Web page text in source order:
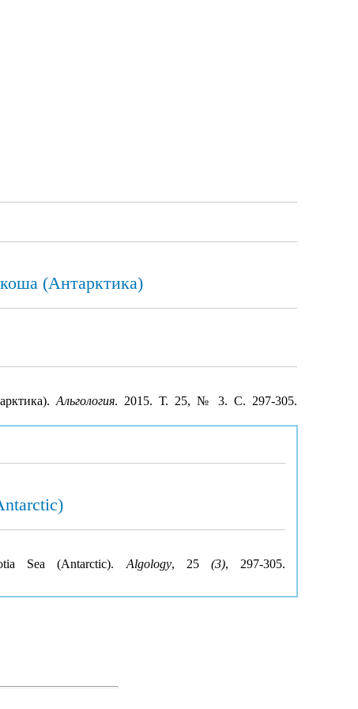
(Антарктика)
Альгология. 2015. Т. 25, № 3. С. 297-305.
Sea (Antarctic). Algology, 25 (3), 297-305.